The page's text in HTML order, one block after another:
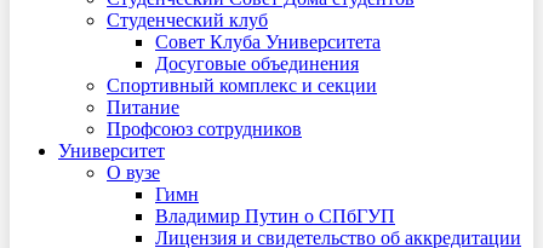
Студенческий клуб
Совет Клуба Университета
Досуговые объединения
Спортивный комплекс и секции
Питание
Профсоюз сотрудников
Университет
О вузе
Гимн
Владимир Путин о СПбГУП
Лицензия и свидетельство об аккредитации